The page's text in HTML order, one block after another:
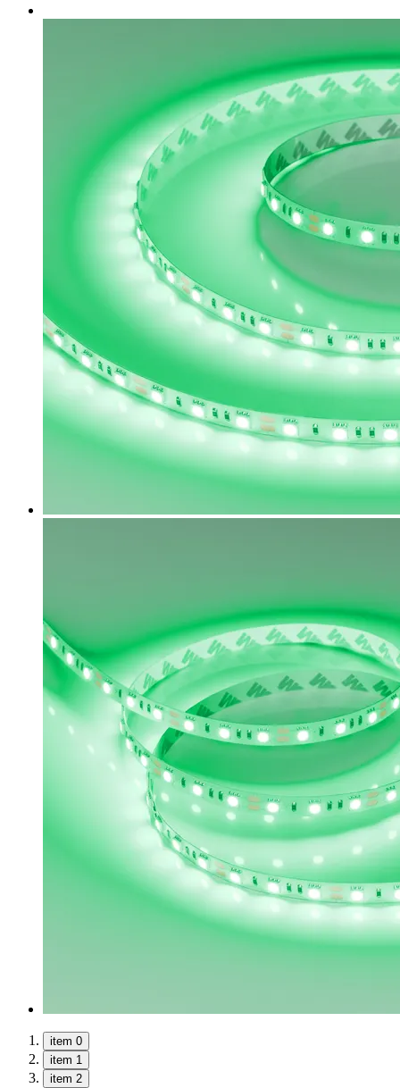
item 0
item 1
item 2